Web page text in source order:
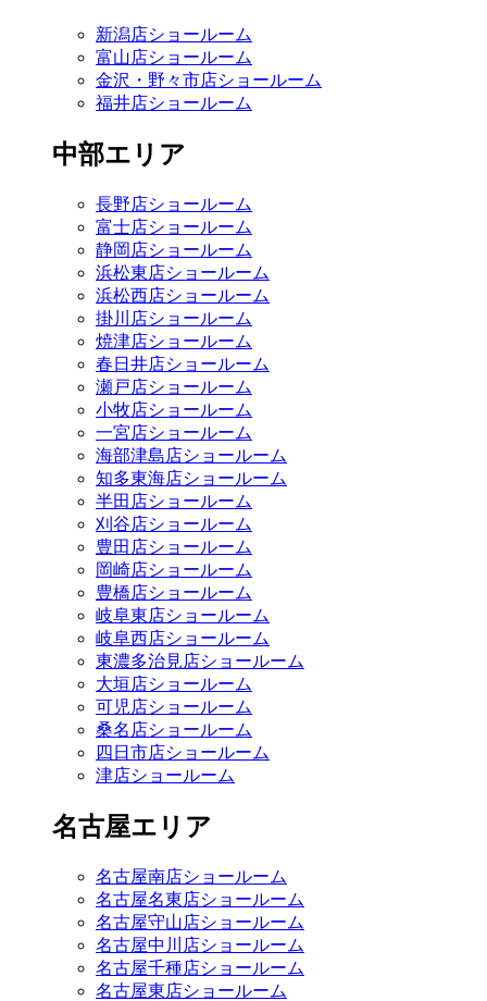
新潟店ショールーム
富山店ショールーム
金沢・野々市店ショールーム
福井店ショールーム
中部エリア
長野店ショールーム
富士店ショールーム
静岡店ショールーム
浜松東店ショールーム
浜松西店ショールーム
掛川店ショールーム
焼津店ショールーム
春日井店ショールーム
瀬戸店ショールーム
小牧店ショールーム
一宮店ショールーム
海部津島店ショールーム
知多東海店ショールーム
半田店ショールーム
刈谷店ショールーム
豊田店ショールーム
岡崎店ショールーム
豊橋店ショールーム
岐阜東店ショールーム
岐阜西店ショールーム
東濃多治見店ショールーム
大垣店ショールーム
可児店ショールーム
桑名店ショールーム
四日市店ショールーム
津店ショールーム
名古屋エリア
名古屋南店ショールーム
名古屋名東店ショールーム
名古屋守山店ショールーム
名古屋中川店ショールーム
名古屋千種店ショールーム
名古屋東店ショールーム